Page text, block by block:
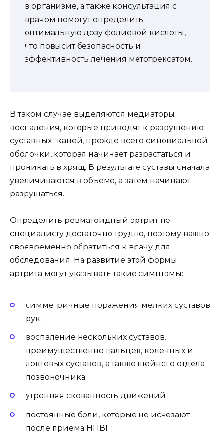
в организме, а также консультация с
врачом помогут определить
оптимальную дозу фолиевой кислоты,
что повысит безопасность и
эффективность лечения метотрексатом.
В таком случае выделяются медиаторы
воспаления, которые приводят к разрушению
суставных тканей, прежде всего синовиальной
оболочки, которая начинает разрастаться и
проникать в хрящ. В результате суставы сначала
увеличиваются в объеме, а затем начинают
разрушаться.
Определить ревматоидный артрит не
специалисту достаточно трудно, поэтому важно
своевременно обратиться к врачу для
обследования. На развитие этой формы
артрита могут указывать такие симптомы:
симметричные поражения мелких суставов
рук;
воспаление нескольких суставов,
преимущественно пальцев, коленных и
локтевых суставов, а также шейного отдела
позвоночника;
утренняя скованность движений;
постоянные боли, которые не исчезают
после приема НПВП;